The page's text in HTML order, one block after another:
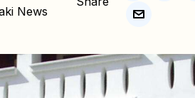
News